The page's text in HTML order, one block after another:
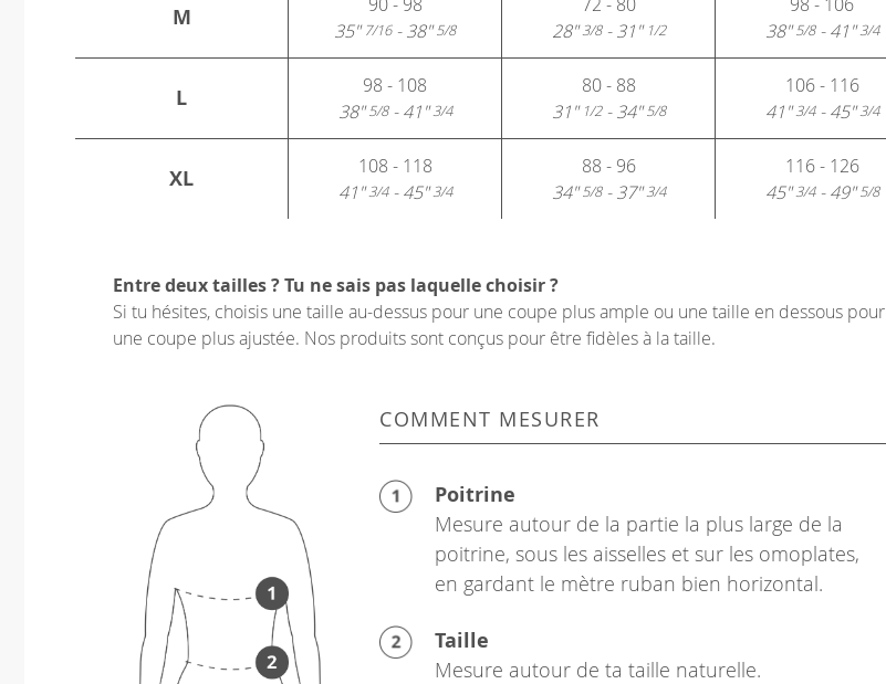
M
35"7/16- 38"5/8
28"3/8- 31"1/2
38"5/8- 41"3/4
L
98 - 108
38"5/8- 41"3/4
80 - 88
31"1/2- 34"5/8
106 - 116
41"3/4- 45"3/4
XL
108 - 118
41"3/4- 45"3/4
88 - 96
34"5/8- 37"3/4
116 - 126
45"3/4- 49"5/8
Entre deux tailles ? Tu ne sais pas laquelle choisir ?
Si tu hésites, choisis une taille au-dessus pour une coupe plus ample ou une taille en dessous pour
une coupe plus ajustée. Nos produits sont conçus pour être fidèles à la taille.
COMMENT MESURER
Poitrine
Mesure autour de la partie la plus large de la
poitrine, sous les aisselles et sur les omoplates,
en gardant le mètre ruban bien horizontal.
Taille
Mesure autour de ta taille naturelle.